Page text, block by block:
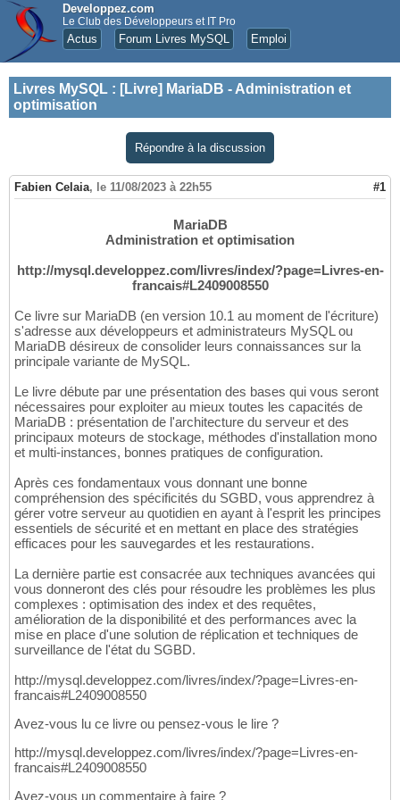
Developpez.com
Le Club des Développeurs et IT Pro
Actus Forum Livres MySQL Emploi
Livres MySQL : [Livre] MariaDB - Administration et
optimisation
Répondre à la discussion
Fabien Celaia, le 11/08/2023 à 22h55 #1
MariaDB
Administration et optimisation
http://mysql.developpez.com/livres/index/?page=Livres-en-
francais#L2409008550
Ce livre sur MariaDB (en version 10.1 au moment de l'écriture)
s'adresse aux développeurs et administrateurs MySQL ou
MariaDB désireux de consolider leurs connaissances sur la
principale variante de MySQL.
Le livre débute par une présentation des bases qui vous seront
nécessaires pour exploiter au mieux toutes les capacités de
MariaDB : présentation de l'architecture du serveur et des
principaux moteurs de stockage, méthodes d'installation mono
et multi-instances, bonnes pratiques de configuration.
Après ces fondamentaux vous donnant une bonne
compréhension des spécificités du SGBD, vous apprendrez à
gérer votre serveur au quotidien en ayant à l'esprit les principes
essentiels de sécurité et en mettant en place des stratégies
efficaces pour les sauvegardes et les restaurations.
La dernière partie est consacrée aux techniques avancées qui
vous donneront des clés pour résoudre les problèmes les plus
complexes : optimisation des index et des requêtes,
amélioration de la disponibilité et des performances avec la
mise en place d'une solution de réplication et techniques de
surveillance de l'état du SGBD.
http://mysql.developpez.com/livres/index/?page=Livres-en-
francais#L2409008550
Avez-vous lu ce livre ou pensez-vous le lire ?
http://mysql.developpez.com/livres/index/?page=Livres-en-
francais#L2409008550
Avez-vous un commentaire à faire ?